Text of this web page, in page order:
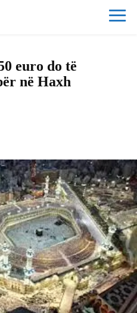
euro do të
në Haxh